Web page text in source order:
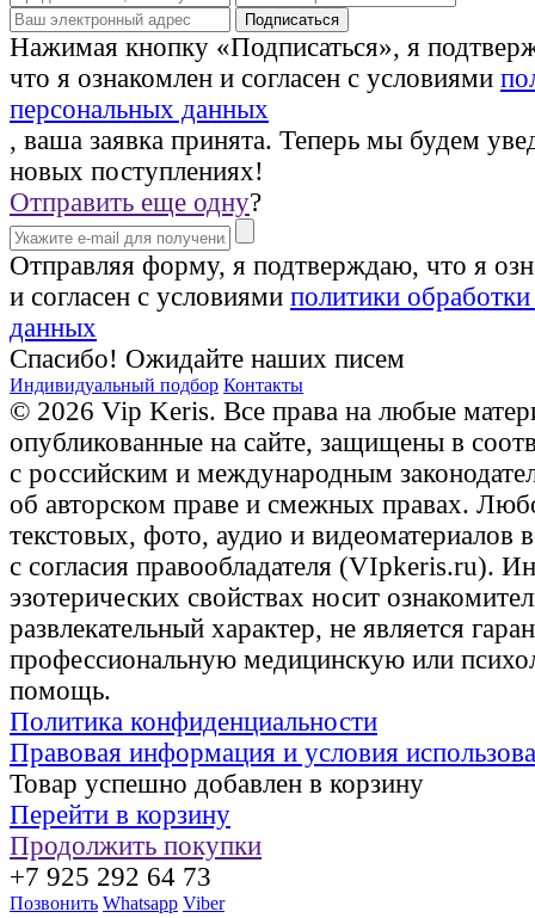
Нажимая кнопку «Подписаться», я
что я ознакомлен и согласен с условиями
персональных данных
, ваша заявка принята. Теперь мы будем
новых поступлениях!
Отправить еще одну?
Отправляя форму, я подтверждаю, что я
и согласен с условиями политики
данных
Спасибо! Ожидайте наших писем
Индивидуальный подбор Контакты
© 2026 Vip Keris. Все права на любые
опубликованные на сайте, защищены в
с российским и международным
об авторском праве и смежных правах.
текстовых, фото, аудио и видеоматериалов
с согласия правообладателя (VIpkeris.ru).
эзотерических свойствах носит
развлекательный характер, не является
профессиональную медицинскую или
помощь.
Политика конфиденциальности
Правовая информация и условия
Товар успешно добавлен в корзину
Перейти в корзину
Продолжить покупки
+7 925 292 64 73
Позвонить Whatsapp Viber